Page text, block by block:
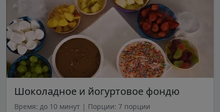
Шоколадное и йогуртовое фондю
Время: до 10 минут | Порции: 7 порции